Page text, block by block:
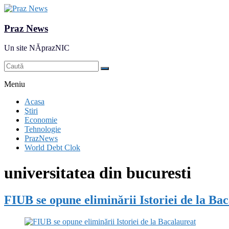
Praz News
Un site NĂprazNIC
Meniu
Acasa
Ştiri
Economie
Tehnologie
PrazNews
World Debt Clok
universitatea din bucuresti
FIUB se opune eliminării Istoriei de la